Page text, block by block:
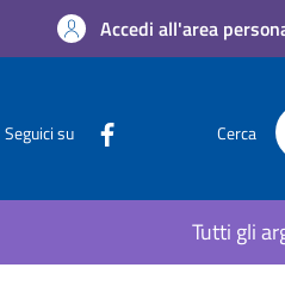
Accedi all'area
Seguici su Cerca
Tutti gli